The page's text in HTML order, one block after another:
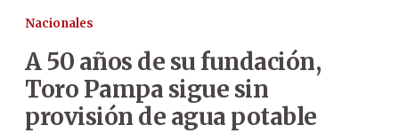
Nacionales
A 50 años de su fundación,
Toro Pampa sigue sin
provisión de agua potable